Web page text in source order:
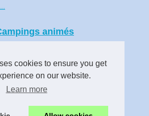
cookies to ensure you get
on our website.
Learn more
animés
avec...